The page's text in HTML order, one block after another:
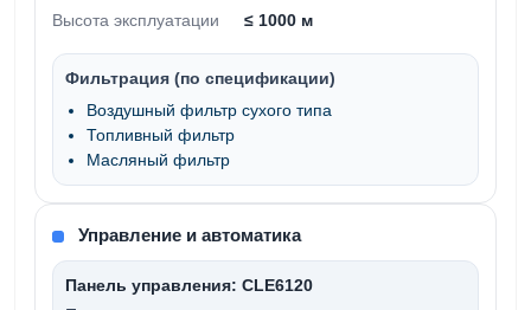
Высота эксплуатации ≤ 1000 м
Фильтрация (по спецификации)
Воздушный фильтр сухого типа
Топливный фильтр
Масляный фильтр
Управление и автоматика
Панель управления: CLE6120